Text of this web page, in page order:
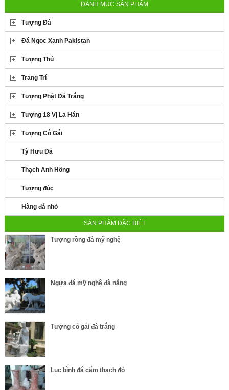
DANH MỤC SẢN PHẨM
Tượng Đá
Đá Ngọc Xanh Pakistan
Tượng Thú
Trang Trí
Tượng Phật Đá Trắng
Tượng 18 Vị La Hán
Tượng Cô Gái
Tỳ Hưu Đá
Thạch Anh Hồng
Tượng đúc
Hàng đá nhỏ
SẢN PHẨM ĐẶC BIỆT
Tượng rồng đá mỹ nghệ
Ngựa đá mỹ nghệ đà nẵng
Tượng cô gái đá trắng
Lục bình đá cẩm thạch đỏ